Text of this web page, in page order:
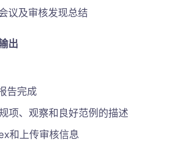
议及审核发现总结
出
告完成
项、观察和良好范例的描述
和上传审核信息